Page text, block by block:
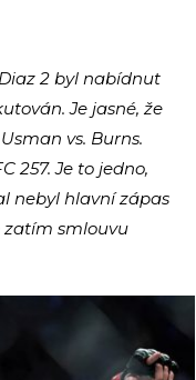
2 byl nabídnut
Je jasné, že
vs. Burns.
257. Je to jedno,
nebyl hlavní zápas
zatím smlouvu